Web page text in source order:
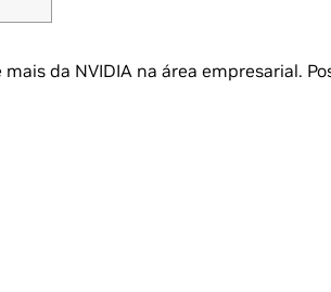
da NVIDIA na área empresarial.